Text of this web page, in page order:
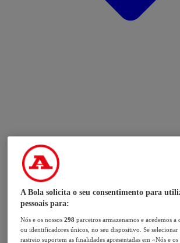
A Bola solicita o seu consentimento para
pessoais para:
Nós e os nossos298 parceiros armazenamos e acedemos
ou identificadores únicos, no seu dispositivo. Se
rastreio suportem as finalidades apresentadas em «Nós e